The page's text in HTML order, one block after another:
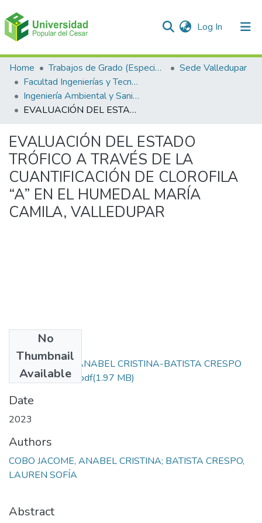
Log In (current)
Communities & Collections
All of DSpace
Statistics
Home Trabajos de Grado (Especializaciones y Pregrados)
Sede Valledupar
Facultad Ingenierías y Tecnologías
Ingeniería Ambiental y Sanitaria.
EVALUACIÓN DEL ESTADO TRÓFICO A TRAVÉS DE LA CUANTIFICACIÓN DE CLOROFILA “A” EN EL HUMEDAL MARÍA CAMILA, VALLEDUPAR
EVALUACIÓN DEL ESTADO
TRÓFICO A TRAVÉS DE LA
CUANTIFICACIÓN DE CLOROFILA
“A” EN EL HUMEDAL MARÍA
CAMILA, VALLEDUPAR
No
Thumbnail
Available
COBO JACOME ANABEL CRISTINA-BATISTA CRESPO
LAUREN SOFÍA.pdf(1.97 MB)
Date
2023
Authors
COBO JACOME, ANABEL CRISTINA; BATISTA CRESPO,
LAUREN SOFÍA
Abstract